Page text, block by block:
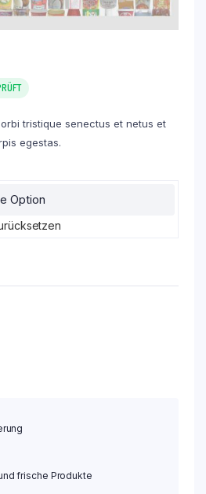
tristique senectus et netus et
egestas.
frische Produkte